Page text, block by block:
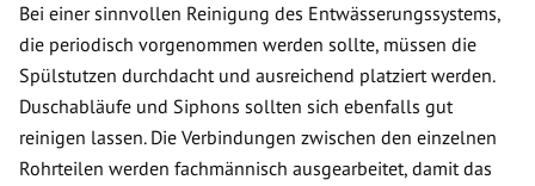
Bei einer sinnvollen Reinigung des Entwässerungssystems,
die periodisch vorgenommen werden sollte, müssen die
Spülstutzen durchdacht und ausreichend platziert werden.
Duschabläufe und Siphons sollten sich ebenfalls gut
reinigen lassen. Die Verbindungen zwischen den einzelnen
Rohrteilen werden fachmännisch ausgearbeitet, damit das